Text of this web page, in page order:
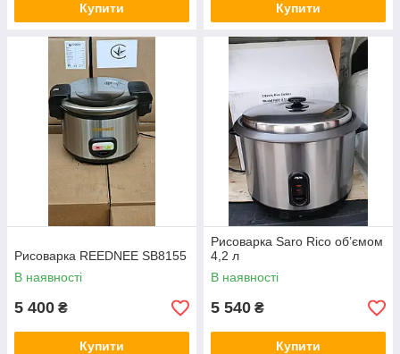
Купити Купити
Рисоварка REEDNEE SB8155
В наявності
5 400 ₴
Купити
Рисоварка Saro Rico об’ємом
4,2 л
В наявності
5 540 ₴
Купити